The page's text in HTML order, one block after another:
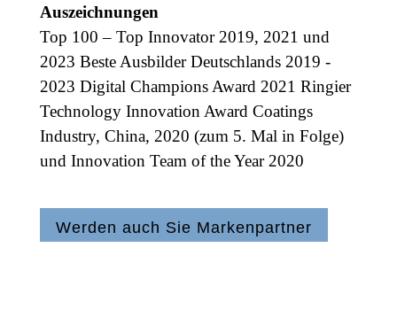
Auszeichnungen
Top 100 – Top Innovator 2019, 2021 und
2023 Beste Ausbilder Deutschlands 2019 -
2023 Digital Champions Award 2021 Ringier
Technology Innovation Award Coatings
Industry, China, 2020 (zum 5. Mal in Folge)
und Innovation Team of the Year 2020
Werden auch Sie Markenpartner